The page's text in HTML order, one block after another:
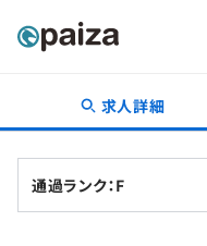
転職・キャリア
新卒就活
求人詳細
通過ランク：F